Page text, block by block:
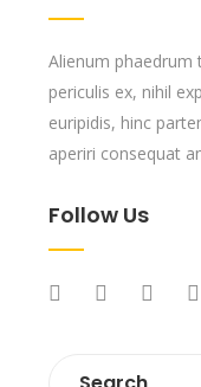
Alienum
periculis ex, nihil
euripidis, hinc
aperiri consequat
Follow Us